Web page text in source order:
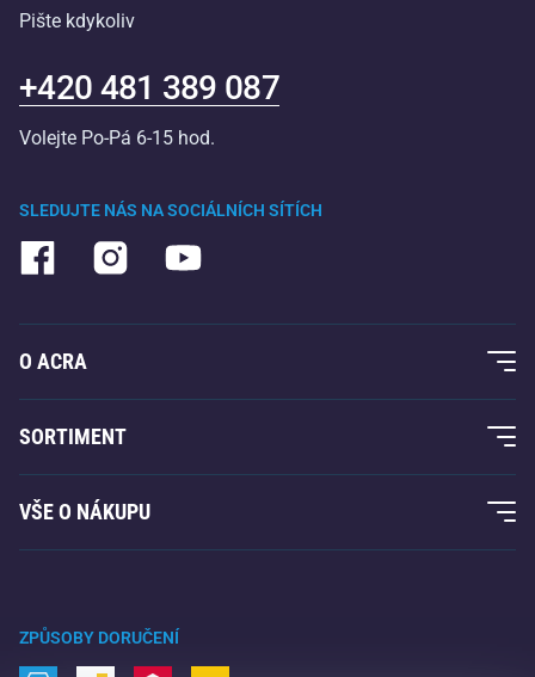
SLEDUJTE NÁS NA SOCIÁLNÍCH SÍTÍCH
Pište kdykoliv
+420 481 389 087
Volejte Po-Pá 6-15 hod.
O ACRA
O nás
Acra garance
Kontakty
SORTIMENT
Fitness a posilování
Raketové sporty
Volný čas a zábava
VŠE O NÁKUPU
Vrácení a reklamace
Doprava a platba
ZPŮSOBY DORUČENÍ